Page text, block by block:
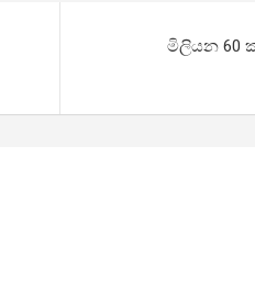
මිලියන 60